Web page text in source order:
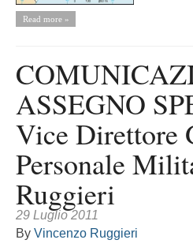
Read more »
ASSEGNO
Vice Direttore
Personale
Ruggieri
29 Luglio 2011
By Vincenzo Ruggieri